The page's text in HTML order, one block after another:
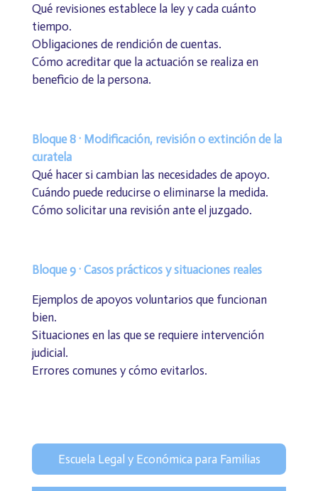
Qué revisiones establece la ley y cada cuánto
tiempo.
Obligaciones de rendición de cuentas.
Cómo acreditar que la actuación se realiza en
beneficio de la persona.
Bloque 8 · Modificación, revisión o extinción de la
curatela
Qué hacer si cambian las necesidades de apoyo.
Cuándo puede reducirse o eliminarse la medida.
Cómo solicitar una revisión ante el juzgado.
Bloque 9 · Casos prácticos y situaciones reales
Ejemplos de apoyos voluntarios que funcionan
bien.
Situaciones en las que se requiere intervención
judicial.
Errores comunes y cómo evitarlos.
Escuela Legal y Económica para Familias